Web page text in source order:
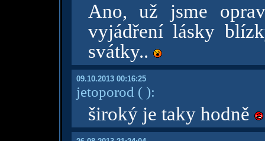
Ano, už jsme
vyjádření lásky
svátky..
09.10.2013 00:16:25
jetoporod ( ):
široký je taky hodně